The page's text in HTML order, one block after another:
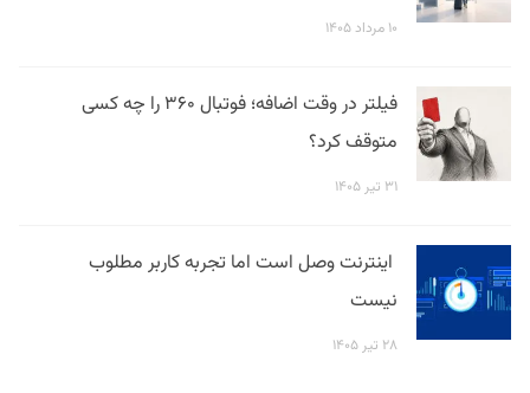
۱۰ مرداد ۱۴۰۵
فیلتر در وقت اضافه؛ فوتبال ۳۶۰ را چه کسی
متوقف کرد؟
۳۱ تیر ۱۴۰۵
اینترنت وصل است اما تجربه کاربر مطلوب
نیست
۲۸ تیر ۱۴۰۵